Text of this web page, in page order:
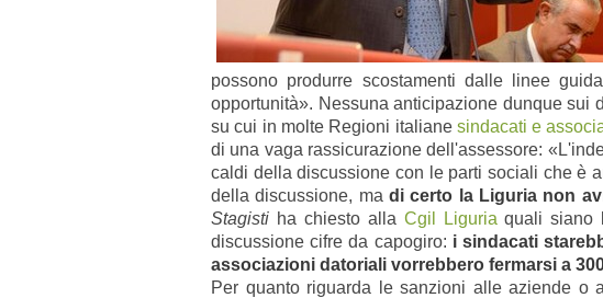
possono produrre scostamenti dalle linee
opportunità». Nessuna anticipazione dunque sui
su cui in molte Regioni italiane sindacati e
di una vaga rassicurazione dell'assessore:
caldi della discussione con le parti sociali che è
della discussione, ma di certo la Liguria non
Stagisti ha chiesto alla Cgil Liguria quali siano
discussione cifre da capogiro: i sindacati
associazioni datoriali vorrebbero fermarsi a
Per quanto riguarda le sanzioni alle aziende o